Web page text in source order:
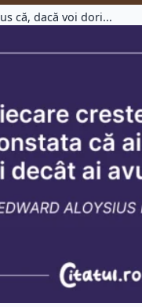
că, dacă voi dori...